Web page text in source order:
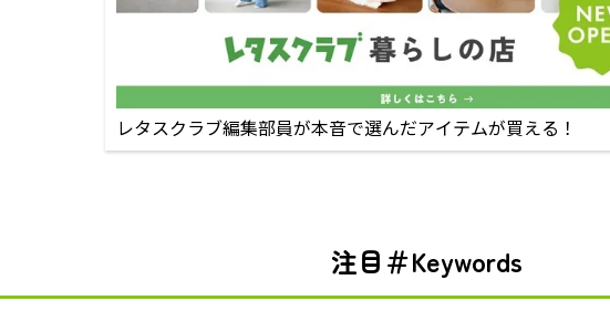
レタスクラブ編集部員が本音で選んだアイテムが買える！
注目＃Keywords